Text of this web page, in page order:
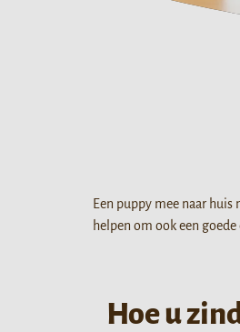
Een puppy mee naar
helpen om ook een
Hoe u